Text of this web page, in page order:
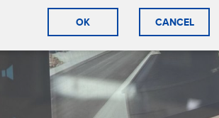
OK CANCEL